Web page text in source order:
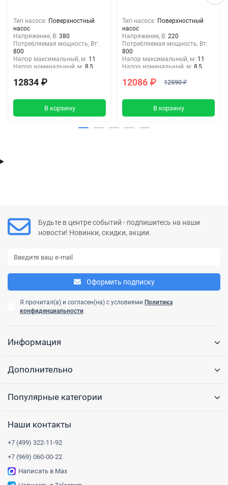
Тип насоса: Поверхностный
насос
Напряжение, В: 380
Потребляемая мощность, Вт:
800
Напор максимальный, м: 11
Напор номинальный, м: 8,5
Выходное отверстие, дюйм:
12834 ₽
В корзину
Тип насоса: Поверхностный
насос
Напряжение, В: 220
Потребляемая мощность, Вт:
800
Напор максимальный, м: 11
Напор номинальный, м: 8,5
Выходное отверстие, дюйм:
12086 ₽ 12590 ₽
В корзину
Будьте в центре событий - подпишитесь на наши
новости! Новинки, скидки, акции.
Оформить подписку
Я прочитал(а) и согласен(на) с условиями Политика
конфиденциальности
Информация
Дополнительно
Популярные категории
Наши контакты
+7 (499) 322-11-92
+7 (969) 060-00-22
Написать в Max